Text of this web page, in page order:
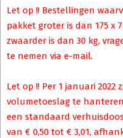
Let op !! Bestellingen
pakket groter is dan 175 x
zwaarder is dan 30 kg,
te nemen via e-mail.
Let op !! Per 1 januari 2022
volumetoeslag te
een standaard
van € 0,50 tot € 3,01,